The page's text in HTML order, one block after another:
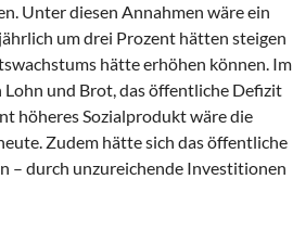
Unter diesen Annahmen wäre ein
um drei Prozent hätten steigen
hätte erhöhen können. Im
und Brot, das öffentliche Defizit
höheres Sozialprodukt wäre die
Zudem hätte sich das öffentliche
– durch unzureichende Investitionen